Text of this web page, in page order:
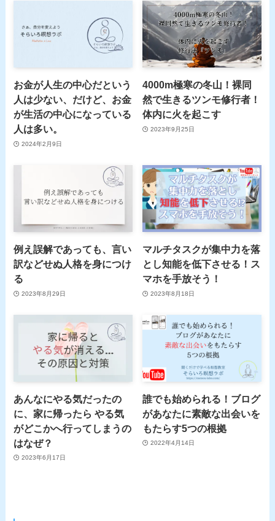
お金が人生の中心だという
人は少ない、だけど、お金
が生活の中心になっている
人は多い。
2024年2月9日
4000m極寒の冬山！裸同
然で生きるツンモ修行者！
体内に火を起こす
2023年9月25日
例え誤解であっても、言い
訳などせぬ人格を身につけ
る
2023年8月29日
マルチタスクが集中力を落
とし知能を低下させる！ス
マホを手放そう！
2023年8月18日
あんなにやる気だったの
に、家に帰ったら やる気
がどこかへ行ってしまうの
はなぜ？
2023年6月17日
誰でも始められる！ブログ
があなたに素敵な出会いを
もたらす5つの根拠
2022年4月14日